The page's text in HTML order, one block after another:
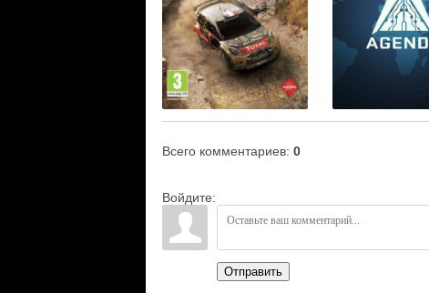
Всего комментариев: 0
Войдите:
Отправить